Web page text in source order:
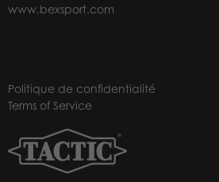
www.bexsport.com
Politique de confidentialité
Terms of Service